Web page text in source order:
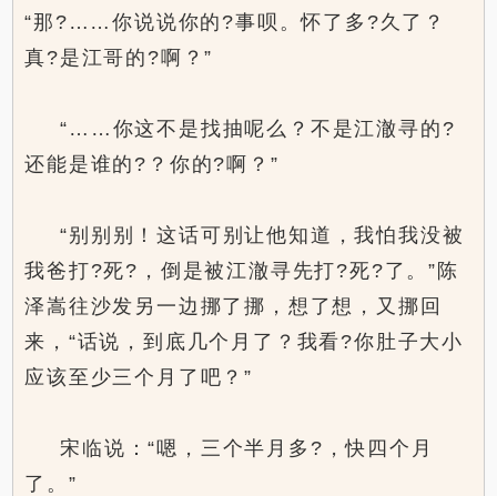
“那?……你说说你的?事呗。怀了多?久了？
真?是江哥的?啊？”
“……你这不是找抽呢么？不是江澈寻的?
还能是谁的?？你的?啊？”
“别别别！这话可别让他知道，我怕我没被
我爸打?死?，倒是被江澈寻先打?死?了。”陈
泽嵩往沙发另一边挪了挪，想了想，又挪回
来，“话说，到底几个月了？我看?你肚子大小
应该至少三个月了吧？”
宋临说：“嗯，三个半月多?，快四个月
了。”